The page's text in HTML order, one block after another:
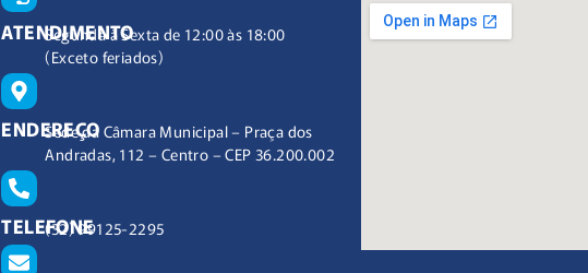
ATENDIMENTO
Segunda à Sexta de 12:00 às 18:00
(Exceto feriados)
ENDEREÇO
Sede da Câmara Municipal – Praça dos
Andradas, 112 – Centro – CEP 36.200.002
TELEFONE
(32) 99125-2295